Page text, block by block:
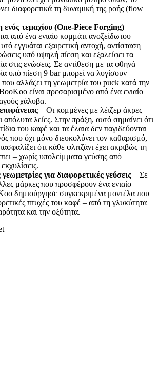
διαφορετικά τη δυναμική της ροής (flow
τεμαχίου (One-Piece Forging) –
από ένα ενιαίο κομμάτι ανοξείδωτου
εγγυάται εξαιρετική αντοχή, αντίσταση
υπό υψηλή πίεση και εξαλείφει τα
στις ενώσεις. Σε αντίθεση με τα φθηνά
υπό πίεση 9 bar μπορεί να λυγίσουν
αλλάζει τη γεωμετρία του puck κατά την
είναι πρεσαρισμένο από ένα ενιαίο
χάλυβα.
– Οι κομμένες με λέιζερ άκρες
απόλυτα λείες. Στην πράξη, αυτό σημαίνει ότι
του καφέ και τα έλαια δεν παγιδεύονται
που όχι μόνο διευκολύνει τον καθαρισμό,
ότι κάθε φλιτζάνι έχει ακριβώς τη
– χωρίς υπολείμματα γεύσης από
για διαφορετικές γεύσεις – Σε
μάρκες που προσφέρουν ένα ενιαίο
δημιούργησε συγκεκριμένα μοντέλα που
πτυχές του καφέ – από τη γλυκύτητα
και την οξύτητα.